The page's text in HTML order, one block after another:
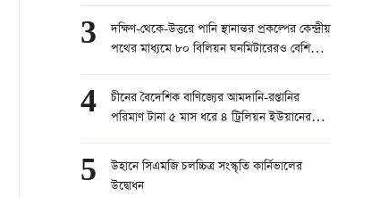
3
দক্ষিণ-থেকে-উত্তরে পানি স্থানান্তর প্রকল্পের কেন্দ্রীয়
পথের মাধ্যমে ৮০ বিলিয়ন ঘনমিটারেরও বেশি
4
চীনের বৈদেশিক বাণিজ্যের আমদানি-রপ্তানির
পরিমাণ টানা ৫ মাস ধরে ৪ ট্রিলিয়ন ইউয়ানের
5
উহানে সিএমজি চলচ্চিত্র সংস্কৃতি কার্নিভালের
উদ্বোধন